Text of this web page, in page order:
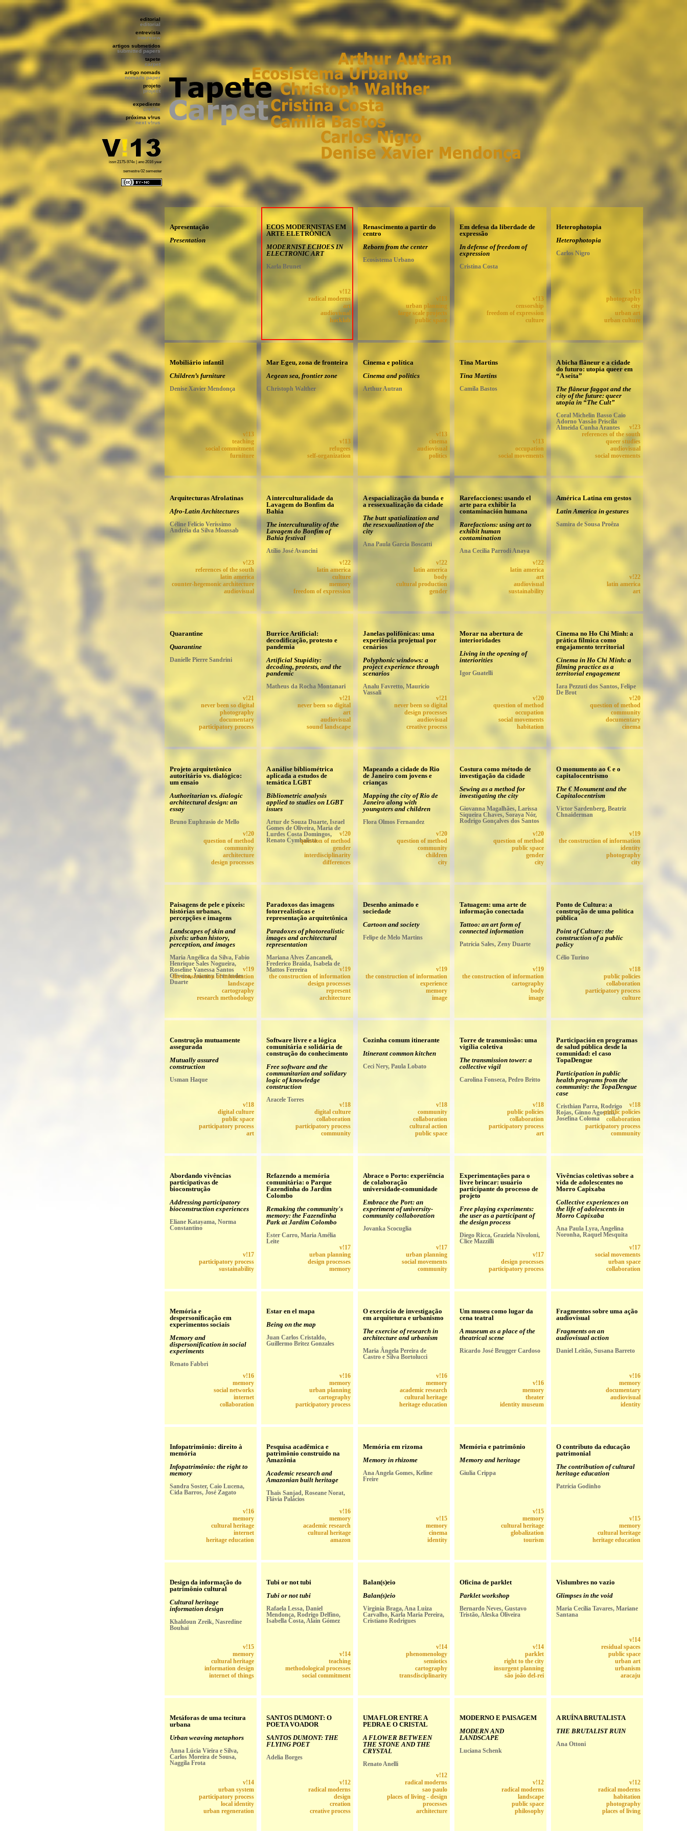
editorial
editorial
entrevista
interview
artigos submetidos
submitted papers
tapete
carpet
artigo nomads
nomads paper
projeto
project
expediente
credits
próxima v!rus
next v!rus
issn 2175-974x | ano 2016 year
semestre 02 semester
Apresentação
Presentation
ECOS MODERNISTAS EM
ARTE ELETRÔNICA
MODERNIST ECHOES IN
ELECTRONIC ART
Karla Brunet
v!12
radical moderns
art
audiovisual
hacklab
Renascimento a partir do
centro
Reborn from the center
Ecosistema Urbano
v!13
urban planning
large scale projects
public space
Em defesa da liberdade de
expressão
In defense of freedom of
expression
Cristina Costa
v!13
censorship
freedom of expression
culture
Heterophotopia
Heterophotopia
Carlos Nigro
v!13
photography
city
urban art
urban culture
Mobiliário infantil
Children’s furniture
Denise Xavier Mendonça
v!13
teaching
social commitment
furniture
Mar Egeu, zona de fronteira
Aegean sea, frontier zone
Christoph Walther
v!13
refugees
self-organization
Cinema e política
Cinema and politics
Arthur Autran
v!13
cinema
audiovisual
politics
Tina Martins
Tina Martins
Camila Bastos
v!13
occupation
social movements
A bicha flâneur e a cidade
do futuro: utopia queer em
“A seita”
The flâneur faggot and the
city of the future: queer
utopia in “The Cult”
Coral Michelin Basso Caio
Adorno Vassão Priscila
Almeida Cunha Arantes
v!23
references of the south
queer studies
audiovisual
social movements
Arquitecturas Afrolatinas
Afro-Latin Architectures
Céline Felício Veríssimo
Andréia da Silva Moassab
v!23
references of the south
latin america
counter-hegemonic architecture
audiovisual
A interculturalidade da
Lavagem do Bonfim da
Bahia
The interculturality of the
Lavagem do Bonfim of
Bahia festival
Atílio José Avancini
v!22
latin america
culture
memory
freedom of expression
A espacialização da bunda e
a ressexualização da cidade
The butt spatialization and
the resexualization of the
city
Ana Paula Garcia Boscatti
v!22
latin america
body
cultural production
gender
Rarefacciones: usando el
arte para exhibir la
contaminación humana
Rarefactions: using art to
exhibit human
contamination
Ana Cecilia Parrodi Anaya
v!22
latin america
art
audiovisual
sustainability
América Latina em gestos
Latin America in gestures
Samira de Sousa Proêza
v!22
latin america
art
Quarantine
Quarantine
Danielle Pierre Sandrini
v!21
never been so digital
photography
documentary
participatory process
Burrice Artificial:
decodificação, protesto e
pandemia
Artificial Stupidity:
decoding, protests, and the
pandemic
Matheus da Rocha Montanari
v!21
never been so digital
art
audiovisual
sound landscape
Janelas polifônicas: uma
experiência projetual por
cenários
Polyphonic windows: a
project experience through
scenarios
Analu Favretto, Maurício
Vassali
v!21
never been so digital
design processes
audiovisual
creative process
Morar na abertura de
interioridades
Living in the opening of
interiorities
Igor Guatelli
v!20
question of method
occupation
social movements
habitation
Cinema no Ho Chi Minh: a
prática fílmica como
engajamento territorial
Cinema in Ho Chi Minh: a
filming practice as a
territorial engagement
Iara Pezzuti dos Santos, Felipe
De Brot
v!20
question of method
community
documentary
cinema
Projeto arquitetônico
autoritário vs. dialógico:
um ensaio
Authoritarian vs. dialogic
architectural design: an
essay
Bruno Euphrasio de Mello
v!20
question of method
community
architecture
design processes
A análise bibliométrica
aplicada a estudos de
temática LGBT
Bibliometric analysis
applied to studies on LGBT
issues
Artur de Souza Duarte, Israel
Gomes de Oliveira, Maria de
Lurdes Costa Domingos,
Renato Cymbalista
v!20
question of method
gender
interdisciplinarity
differences
Mapeando a cidade do Rio
de Janeiro com jovens e
crianças
Mapping the city of Rio de
Janeiro along with
youngsters and children
Flora Olmos Fernandez
v!20
question of method
community
children
city
Costura como método de
investigação da cidade
Sewing as a method for
investigating the city
Giovanna Magalhães, Larissa
Siqueira Chaves, Soraya Nór,
Rodrigo Gonçalves dos Santos
v!20
question of method
public space
gender
city
O monumento ao € e o
capitalocentrismo
The € Monument and the
Capitalocentrism
Victor Sardenberg, Beatriz
Chnaiderman
v!19
the construction of information
identity
photography
city
Paisagens de pele e píxeis:
histórias urbanas,
percepções e imagens
Landscapes of skin and
pixels: urban history,
perception, and images
Maria Angélica da Silva, Fabio
Henrique Sales Nogueira,
Roseline Vanessa Santos
Oliveira, Jaianny Fernandes
Duarte
v!19
the construction of information
landscape
cartography
research methodology
Paradoxos das imagens
fotorrealísticas e
representação arquitetônica
Paradoxes of photorealistic
images and architectural
representation
Mariana Alves Zancaneli,
Frederico Braida, Isabela de
Mattos Ferreira
v!19
the construction of information
design processes
represent
architecture
Desenho animado e
sociedade
Cartoon and society
Felipe de Melo Martins
v!19
the construction of information
experience
memory
image
Tatuagem: uma arte de
informação conectada
Tattoo: an art form of
connected information
Patrícia Sales, Zeny Duarte
v!19
the construction of information
cartography
body
image
Ponto de Cultura: a
construção de uma política
pública
Point of Culture: the
construction of a public
policy
Célio Turino
v!18
public policies
collaboration
participatory process
culture
Construção mutuamente
assegurada
Mutually assured
construction
Usman Haque
v!18
digital culture
public space
participatory process
art
Software livre e a lógica
comunitária e solidária de
construção do conhecimento
Free software and the
communitarian and solidary
logic of knowledge
construction
Aracele Torres
v!18
digital culture
collaboration
participatory process
community
Cozinha comum itinerante
Itinerant common kitchen
Ceci Nery, Paula Lobato
v!18
community
collaboration
cultural action
public space
Torre de transmissão: uma
vigília coletiva
The transmission tower: a
collective vigil
Carolina Fonseca, Pedro Britto
v!18
public policies
collaboration
participatory process
art
Participación en programas
de salud pública desde la
comunidad: el caso
TopaDengue
Participation in public
health programs from the
community: the TopaDengue
case
Cristhian Parra, Rodrigo
Rojas, Ginno Agostini,
Josefina Coloma
v!18
public policies
collaboration
participatory process
community
Abordando vivências
participativas de
bioconstrução
Addressing participatory
bioconstruction experiences
Eliane Katayama, Norma
Constantino
v!17
participatory process
sustainability
Refazendo a memória
comunitária: o Parque
Fazendinha do Jardim
Colombo
Remaking the community's
memory: the Fazendinha
Park at Jardim Colombo
Ester Carro, Maria Amélia
Leite
v!17
urban planning
design processes
memory
Abrace o Porto: experiência
de colaboração
universidade-comunidade
Embrace the Port: an
experiment of university-
community collaboration
Jovanka Scocuglia
v!17
urban planning
social movements
community
Experimentações para o
livre brincar: usuário
participante do processo de
projeto
Free playing experiments:
the user as a participant of
the design process
Diego Ricca, Graziela Nivoloni,
Clice Mazzilli
v!17
design processes
participatory process
Vivências coletivas sobre a
vida de adolescentes no
Morro Capixaba
Collective experiences on
the life of adolescents in
Morro Capixaba
Ana Paula Lyra, Angelina
Noronha, Raquel Mesquita
v!17
social movements
urban space
collaboration
Memória e
despersonificação em
experimentos sociais
Memory and
dispersonification in social
experiments
Renato Fabbri
v!16
memory
social networks
internet
collaboration
Estar en el mapa
Being on the map
Juan Carlos Cristaldo,
Guillermo Britez Gonzales
v!16
memory
urban planning
cartography
participatory process
O exercício de investigação
em arquitetura e urbanismo
The exercise of research in
architecture and urbanism
Maria Ângela Pereira de
Castro e Silva Bortolucci
v!16
memory
academic research
cultural heritage
heritage education
Um museu como lugar da
cena teatral
A museum as a place of the
theatrical scene
Ricardo José Brugger Cardoso
v!16
memory
theater
identity museum
Fragmentos sobre uma ação
audiovisual
Fragments on an
audiovisual action
Daniel Leitão, Susana Barreto
v!16
memory
documentary
audiovisual
identity
Infopatrimônio: direito à
memória
Infopatrimônio: the right to
memory
Sandra Soster, Caio Lucena,
Cida Barros, José Zagato
v!16
memory
cultural heritage
internet
heritage education
Pesquisa acadêmica e
patrimônio construído na
Amazônia
Academic research and
Amazonian built heritage
Thais Sanjad, Roseane Norat,
Flávia Palácios
v!16
memory
academic research
cultural heritage
amazon
Memória em rizoma
Memory in rhizome
Ana Angela Gomes, Keline
Freire
v!15
memory
cinema
identity
Memória e patrimônio
Memory and heritage
Giulia Crippa
v!15
memory
cultural heritage
globalization
tourism
O contributo da educação
patrimonial
The contribution of cultural
heritage education
Patrícia Godinho
v!15
memory
cultural heritage
heritage education
Design da informação do
patrimônio cultural
Cultural heritage
information design
Khaldoun Zreik, Nasredine
Bouhaï
v!15
memory
cultural heritage
information design
internet of things
Tubi or not tubi
Tubi or not tubi
Rafaela Lessa, Daniel
Mendonça, Rodrigo Delfino,
Isabella Costa, Alain Gómez
v!14
teaching
methodological processes
social commitment
Balan(s)eio
Balan(s)eio
Virginia Braga, Ana Luiza
Carvalho, Karla Maria Pereira,
Cristiano Rodrigues
v!14
phenomenology
semiotics
cartography
transdisciplinarity
Oficina de parklet
Parklet workshop
Bernardo Neves, Gustavo
Tristão, Aleska Oliveira
v!14
parklet
right to the city
insurgent planning
são joão del-rei
Vislumbres no vazio
Glimpses in the void
Maria Cecília Tavares, Mariane
Santana
v!14
residual spaces
public space
urban art
urbanism
aracaju
Metáforas de uma tecitura
urbana
Urban weaving metaphors
Anna Lúcia Vieira e Silva,
Carlos Moreira de Sousa,
Naggila Frota
v!14
urban system
participatory process
local identity
urban regeneration
SANTOS DUMONT: O
POETA VOADOR
SANTOS DUMONT: THE
FLYING POET
Adelia Borges
v!12
radical moderns
design
creation
creative process
UMA FLOR ENTRE A
PEDRA E O CRISTAL
A FLOWER BETWEEN
THE STONE AND THE
CRYSTAL
Renato Anelli
v!12
radical moderns
sao paulo
places of living - design
processes
architecture
MODERNO E PAISAGEM
MODERN AND
LANDSCAPE
Luciana Schenk
v!12
radical moderns
landscape
public space
philosophy
A RUÍNA BRUTALISTA
THE BRUTALIST RUIN
Ana Ottoni
v!12
radical moderns
habitation
photography
places of living